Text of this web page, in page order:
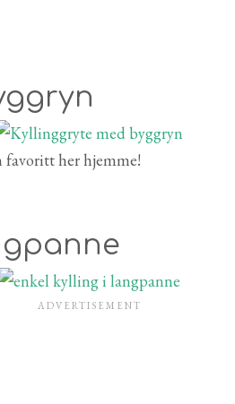
favoritt her hjemme!